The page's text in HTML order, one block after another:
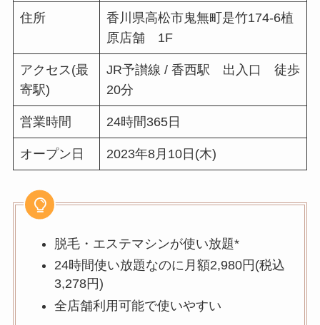
住所
香川県高松市鬼無町是竹174-6植
原店舗 1F
アクセス(最
寄駅)
JR予讃線 / 香西駅 出入口 徒歩
20分
営業時間 24時間365日
オープン日 2023年8月10日(木)
脱毛・エステマシンが使い放題*
24時間使い放題なのに月額2,980円(税込
3,278円)
全店舗利用可能で使いやすい